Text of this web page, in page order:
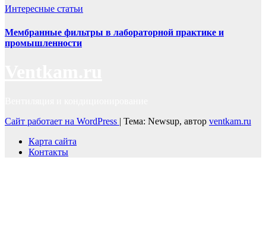
Интересные статьи
Мембранные фильтры в лабораторной практике и
промышленности
Сайт работает на WordPress | Тема: Newsup, автор ventkam.ru
Карта сайта
Контакты